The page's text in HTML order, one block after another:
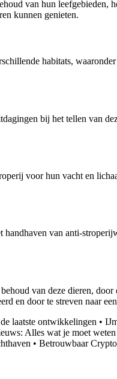
van hun leefgebieden,
kunnen genieten.
habitats, waaronder
bij het tellen van
voor hun vacht en
handhaven van anti-
van deze dieren, door
en door te streven naar
laatste ontwikkelingen •
Alles wat je moet
• Betrouwbaar